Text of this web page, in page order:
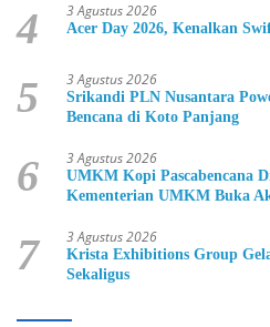
4 3 Agustus 2026
Acer Day 2026, Kenalkan
5 3 Agustus 2026
Srikandi PLN Nusantara Power Perkuat
Bencana di Koto Panjang
6 3 Agustus 2026
UMKM Kopi Pascabencana
Kementerian UMKM Buka
7 3 Agustus 2026
Krista Exhibitions Group
Sekaligus